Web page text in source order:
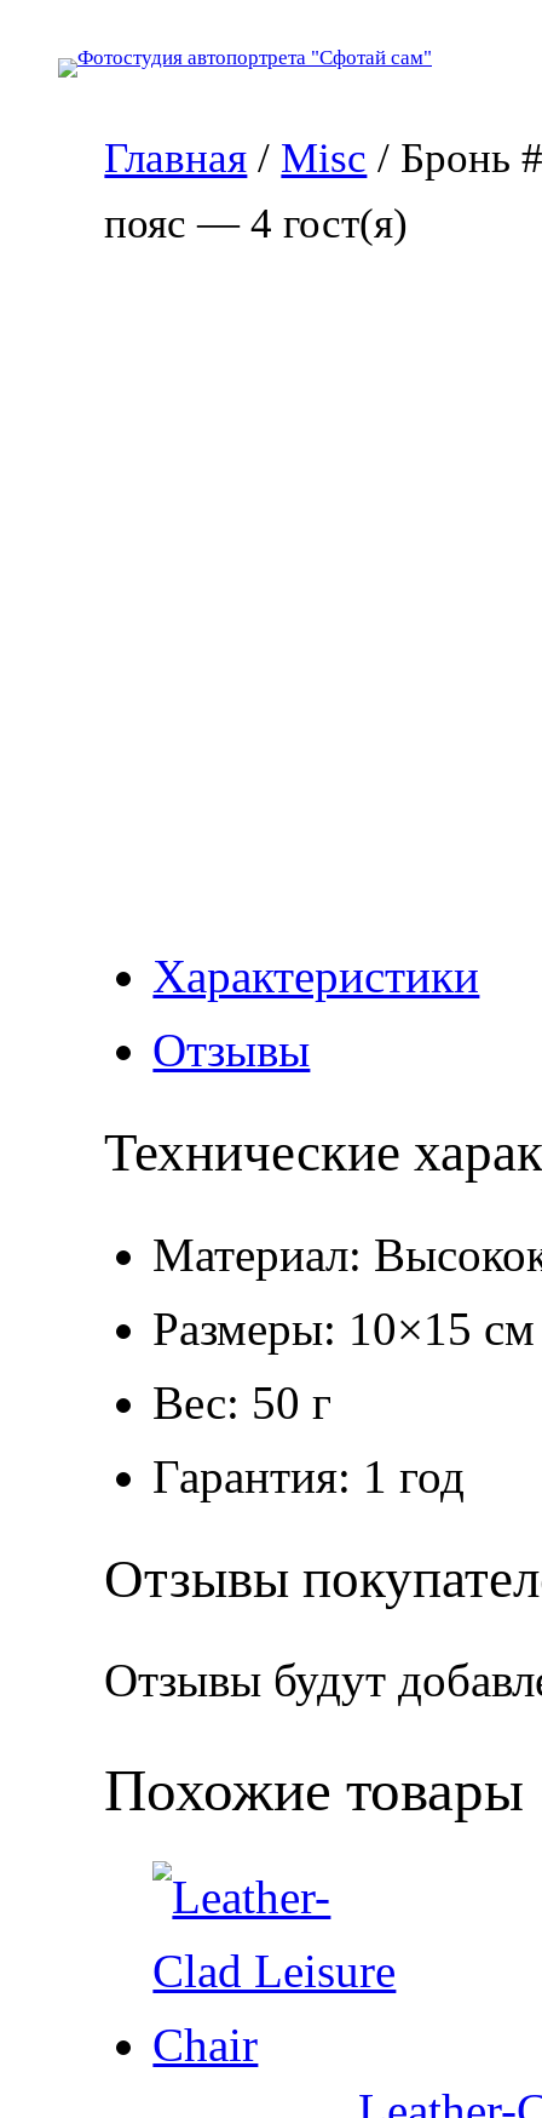
Главная / Misc / Бронь
пояс — 4 гост(я)
Характеристики
Отзывы
Технические
Материал:
Размеры: 10×15 см
Вес: 50 г
Гарантия: 1 год
Отзывы
Отзывы будут
Похожие товары